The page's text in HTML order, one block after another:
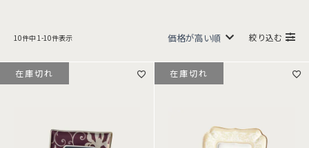
10件中 1 -10件表示 絞り込む
在庫切れ 在庫切れ